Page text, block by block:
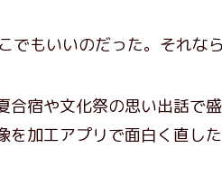
でもいいのだった。それな
宿や文化祭の思い出話で
加工アプリで面白く直し